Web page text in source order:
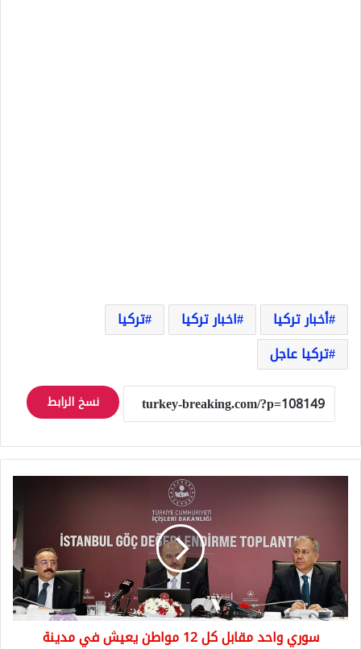
أخبار تركيا اخبار تركيا
تركيا
تركيا عاجل
نسخ الرابط
مواطن
يعيش
في
مدينة
إسطنبول!
سوري واحد مقابل كل 12 مواطن يعيش في مدينة